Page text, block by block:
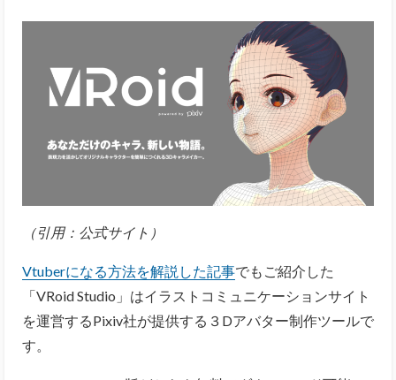
（引用： 公式サイト ）
Vtuberになる方法を解説した記事でもご紹介した
「VRoid Studio」はイラストコミュニケーションサイト
を運営するPixiv社が提供する３Dアバター制作ツールで
す。